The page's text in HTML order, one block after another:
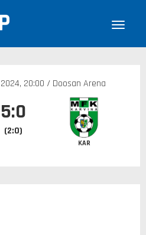
2024, 20:00 / Doosan Arena
5:0
(2:0)
KAR